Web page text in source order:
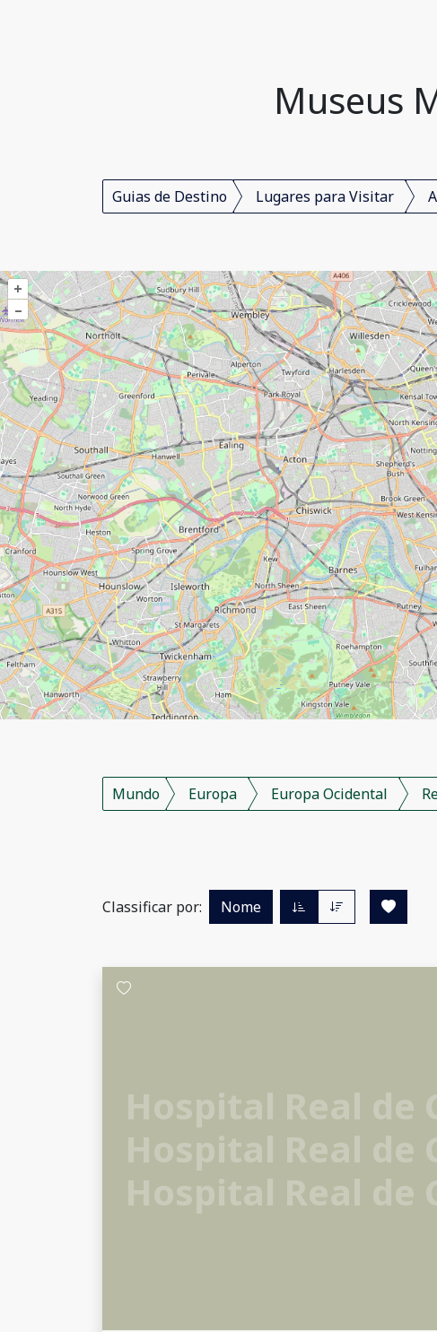
Museus
Guias de Destino Lugares para Visitar
+
–
Mundo Europa Europa Ocidental
Classificar por: Nome